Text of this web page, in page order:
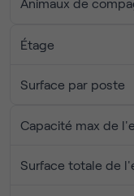
Animaux de
Étage
Surface par poste
Capacité max de
Surface totale de